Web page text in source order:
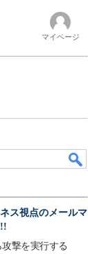
マイページ
ス視点のメールマ
撃を実行する